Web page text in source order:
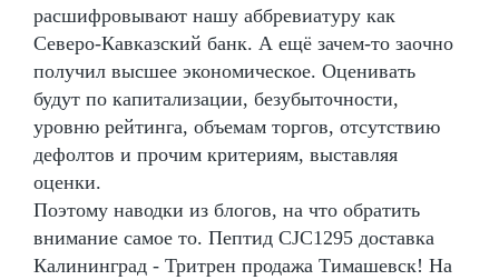
расшифровывают нашу аббревиатуру как
Северо-Кавказский банк. А ещё зачем-то заочно
получил высшее экономическое. Оценивать
будут по капитализации, безубыточности,
уровню рейтинга, объемам торгов, отсутствию
дефолтов и прочим критериям, выставляя
оценки.
Поэтому наводки из блогов, на что обратить
внимание самое то. Пептид CJC1295 доставка
Калининград - Тритрен продажа Тимашевск! На